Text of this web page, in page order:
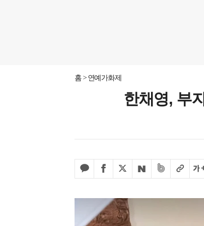
홈 연예가화제
한채영, 부